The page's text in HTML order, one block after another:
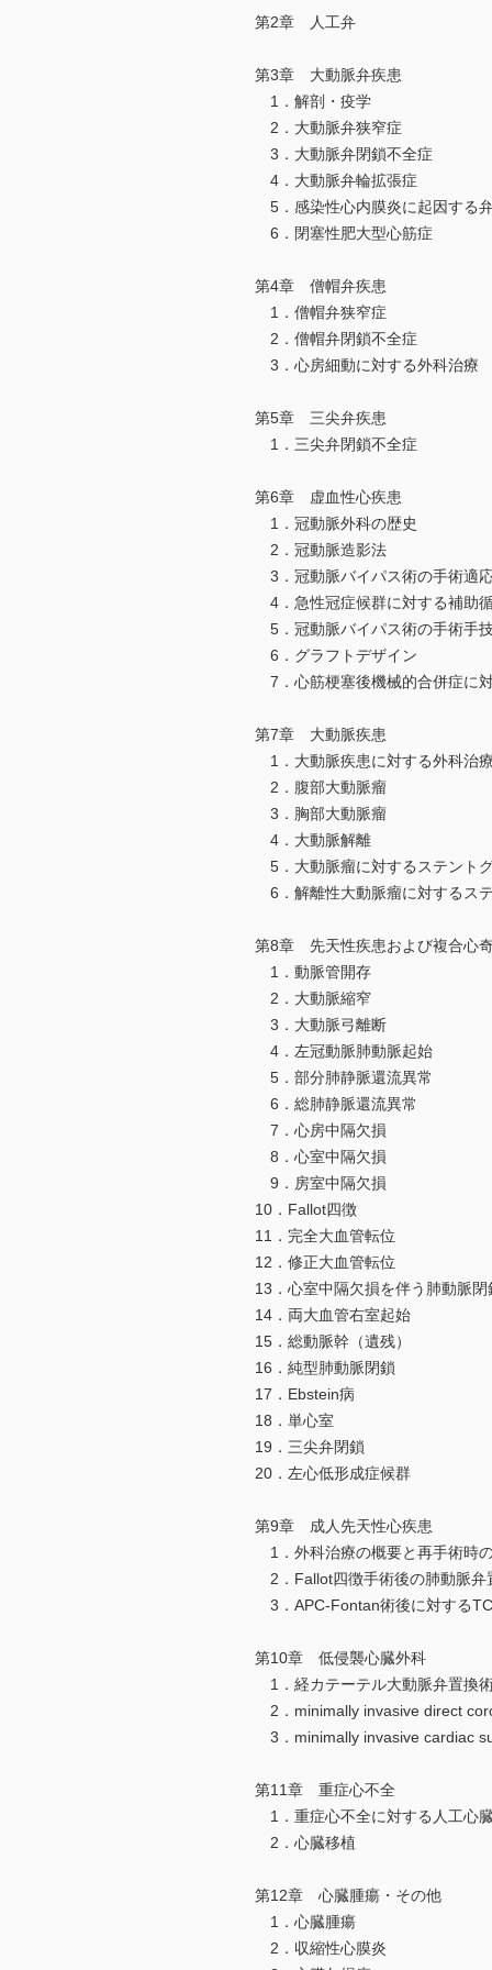
第2章 人工弁
第3章 大動脈弁疾患
1．解剖・疫学
2．大動脈弁狭窄症
3．大動脈弁閉鎖不全症
4．大動脈弁輪拡張症
5．感染性心内膜炎に起因する
6．閉塞性肥大型心筋症
第4章 僧帽弁疾患
1．僧帽弁狭窄症
2．僧帽弁閉鎖不全症
3．心房細動に対する外科治療
第5章 三尖弁疾患
1．三尖弁閉鎖不全症
第6章 虚血性心疾患
1．冠動脈外科の歴史
2．冠動脈造影法
3．冠動脈バイパス術の手術適
4．急性冠症候群に対する補助
5．冠動脈バイパス術の手術手
6．グラフトデザイン
7．心筋梗塞後機械的合併症に
第7章 大動脈疾患
1．大動脈疾患に対する外科治
2．腹部大動脈瘤
3．胸部大動脈瘤
4．大動脈解離
5．大動脈瘤に対するステント
6．解離性大動脈瘤に対するス
第8章 先天性疾患および複合心
1．動脈管開存
2．大動脈縮窄
3．大動脈弓離断
4．左冠動脈肺動脈起始
5．部分肺静脈還流異常
6．総肺静脈還流異常
7．心房中隔欠損
8．心室中隔欠損
9．房室中隔欠損
10．Fallot四徴
11．完全大血管転位
12．修正大血管転位
13．心室中隔欠損を伴う肺動脈閉
14．両大血管右室起始
15．総動脈幹（遺残）
16．純型肺動脈閉鎖
17．Ebstein病
18．単心室
19．三尖弁閉鎖
20．左心低形成症候群
第9章 成人先天性心疾患
1．外科治療の概要と再手術時
2．Fallot四徴手術後の肺動脈弁
3．APC-Fontan術後に対する
第10章 低侵襲心臓外科
1．経カテーテル大動脈弁置換
2．minimally invasive direct
3．minimally invasive cardiac
第11章 重症心不全
1．重症心不全に対する人工心
2．心臓移植
第12章 心臓腫瘍・その他
1．心臓腫瘍
2．収縮性心膜炎